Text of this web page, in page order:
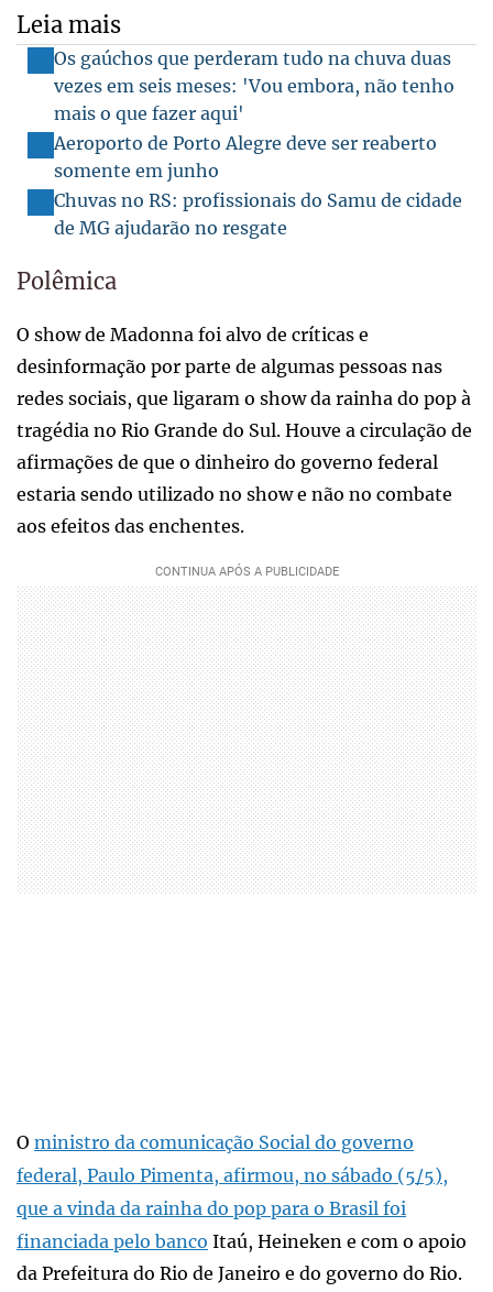
Leia mais
Os gaúchos que perderam tudo na chuva duas
vezes em seis meses: 'Vou embora, não tenho
mais o que fazer aqui'
Aeroporto de Porto Alegre deve ser reaberto
somente em junho
Chuvas no RS: profissionais do Samu de cidade
de MG ajudarão no resgate
Polêmica
O show de Madonna foi alvo de críticas e
desinformação por parte de algumas pessoas nas
redes sociais, que ligaram o show da rainha do pop à
tragédia no Rio Grande do Sul. Houve a circulação de
afirmações de que o dinheiro do governo federal
estaria sendo utilizado no show e não no combate
aos efeitos das enchentes.
O ministro da comunicação Social do governo
federal, Paulo Pimenta, afirmou, no sábado (5/5),
que a vinda da rainha do pop para o Brasil foi
financiada pelo banco Itaú, Heineken e com o apoio
da Prefeitura do Rio de Janeiro e do governo do Rio.